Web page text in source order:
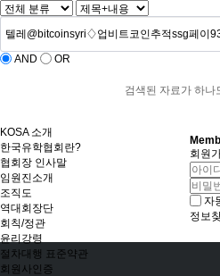
KOSA 소개
한국유학협회란?
협회장 인사말
임원진소개
조직도
역대회장단
회칙/정관
윤리강령
절차대행 표준약관
회원사인증
AND OR
검색된 자료가 하나
회원
자
정보